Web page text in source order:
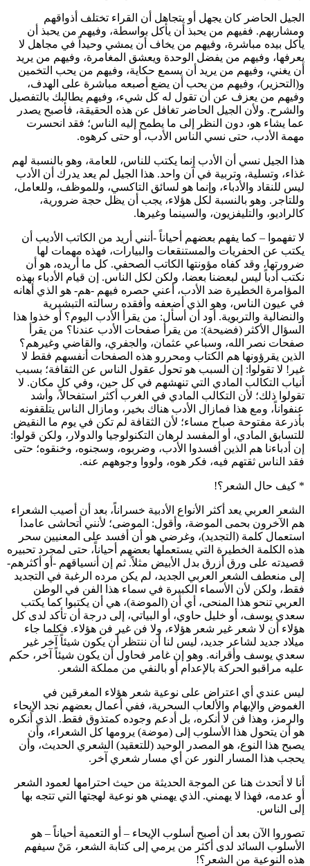
الجيل الحاضر كان يجهل أو يتجاهل أن القراء تختلف أذواقهم
ومشاربهم. ففيهم من يحبذ أن يأكل بواسطة، وفيهم من يحبذ أن
يأكل بيده مباشرة، وفيهم من يخاف أن يمشي وحيداً في مجاهل لا
يعرفها، وفيهم من يفضل الوحدة ويعشق المغامرة، وفيهم من يريد
أن يغني، وفيهم من يريد أن يسمع حكاية، وفيهم من يحب التخمين
و(التحزير)، وفيهم من يحب أن يضع أصبعه مباشرة على الهدف،
وفيهم من يعزف عن أن تقول له كل شيء، وفيهم يطالبك بالتفصيل
والشرح. ولأن الجيل الحاضر تغافل عن هذه الحقيقة، فأصبح يصدر
عما يشاء هو، دون النظر إلى ما يطمح إليه الناس؛ فقد انحسرت
مهمة الأدب، حتى نسي الناس الأدب، أو حتى كرهوه.
هذا الجيل نسي أن الأدب إنما يكتب للناس، للعامة، وهو بالنسبة لهم
غذاء، وتسلية، وتربية في آن واحد. هذا الجيل لم يعد يدرك أن الأدب
ليس للنقاد والأدباء، وإنما هو لسائق التاكسي، وللموظف، وللعامل،
وللتاجر. وهو بالنسبة لكل هؤلاء، يجب أن يظل حجة ضرورية،
كالراديو، والتليفزيون، والسينما وغيرها.
لا تفهموا – كما يفهم بعضهم أحياناً -أنني أريد من الكاتب الأديب أن
يكتب عن الحفريات والمستنقعات والبيارات، فهذه مهمات لها
ضرورتها، وقد كفاه مؤونتها الكاتب الصحفي. كل ما أريده، هو أن
نكتب أدباً ليس لبعضنا بعضا، ولكن لكل الناس. إن قيام الأدباء بهذه
المؤامرة الخطيرة ضد الأدب، أعني حصره فيهم -هم- هو الذي أهانه
في عيون الناس، وهو الذي أضعفه وأفقده رسالته التبشيرية
والنضالية والتربوية. أود أن أسأل: من يقرأ الأدب اليوم؟ أو خذوا هذا
السؤال الأكثر (فضيحة): من يقرأ صفحات الأدب عندنا؟ من يقرأ
صفحات نصر الله، وسباعي عثمان، والجفري، والقاضي وغيرهم؟
الذين يقرؤونها هم الكتاب ومحررو هذه الصفحات أنفسهم فقط لا
غير! لا تقولوا: إن السبب هو تحول عقول الناس عن الثقافة؛ بسبب
أنياب التكالب المادي التي تنهشهم في كل حين، وفي كل مكان. لا
تقولوا ذلك؛ لأن التكالب المادي في الغرب أكثر استفحالاً، وأشد
عنفواناً، ومع هذا فمازال الأدب هناك بخير، ومازال الناس يتلقفونه
بأذرعة مفتوحة صباح مساء؛ لأن الثقافة لم تكن في يوم ما النقيض
للتسابق المادي، أو المفسد لرهان التكنولوجيا والدولار، ولكن قولوا:
إن أدباءنا هم الذين أفسدوا الأدب، وضربوه، وسجنوه، وخنقوه؛ حتى
فقد الناس ثقتهم فيه، فكر هوه، ولووا وجوههم عنه.
* كيف حال الشعر؟!
الشعر العربي يعد أكثر الأنواع الأدبية خسراناً، بعد أن أصيب الشعراء
هم الآخرون بحمى الموضة، وأقول: الموضى؛ لأنني أتحاشى عامدا
استعمال كلمة (التجديد)، وغرضي هو أن أفسد على المعنيين سحر
هذه الكلمة الخطيرة التي يستعملها بعضهم أحياناً، حتى لمجرد تحبيره
قصيدته على ورق أزرق بدل الأبيض مثلاً. ثم إن أنسياقهم -أو أكثرهم-
إلى منعطف الشعر العربي الجديد، لم يكن مرده الرغبة في التجديد
فقط، ولكن لأن الأسماء الكبيرة في سماء هذا الفن في الوطن
العربي تنحو هذا المنحى، أي أن (الموضة)، هي أن يكتبوا كما يكتب
سعدي يوسف، أو خليل حاوي، أو البياتي، إلى درجة أن تأكد لدى كل
هؤلاء أن لا شعر غير شعر هؤلاء، ولا فن غير فن هؤلاء. فكلما جاء
ميلاد جديد لشاعر جديد، ليس لنا أن ننتظر أن يكون شيئاً آخر غير
سعدي يوسف وأقرانه. وهو إن غامر فحاول أن يكون شيئاً آخر، حكم
عليه مراقبو الحركة بالإعدام أو بالنفي من مملكة الشعر.
ليس عندي أي اعتراض على نوعية شعر هؤلاء المغرقين في
الغموض والإبهام والألعاب السحرية، ففي أعمال بعضهم نجد الإيحاء
والرمز، وهذا فن لا أنكره، بل أدعم وجوده كمتذوق فقط. الذي أنكره
هو أن يتحول هذا الأسلوب إلى (موضة) يرومها كل الشعراء، وأن
يصبح هذا النوع، هو المصدر الوحيد (للتعقيد) الشعري الحديث، وأن
يحجب هذا المسار النور عن أي مسار شعري آخر.
أنا لا أتحدث هنا عن الموجة الحديثة من حيث احترامها لعمود الشعر
أو عدمه، فهذا لا يهمني. الذي يهمني هو نوعية لهجتها التي تتجه بها
إلى الناس.
تصوروا الآن بعد أن أصبح أسلوب الإيحاء – أو التعمية أحياناً – هو
الأسلوب السائد لدى أكثر من يرمي إلى كتابة الشعر، مَنْ سيفهم
هذه النوعية من الشعر؟!